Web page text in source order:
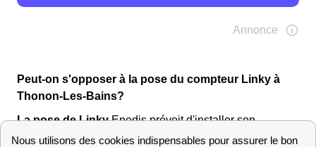
Peut-on s'opposer à la pose du compteur Linky à
Thonon-Les-Bains?
La pose de LinkyEnedis prévoit d'installer son
compteur Linky dans 35 millions de foyers, les 18892